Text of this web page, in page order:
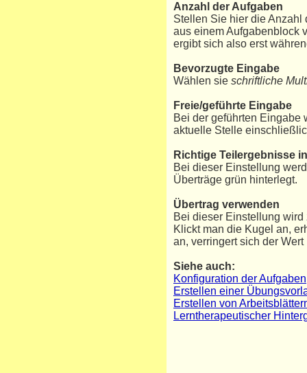
Anzahl der Aufgaben
Stellen Sie hier die Anzahl
aus einem Aufgabenblock
ergibt sich also erst
Bevorzugte Eingabe
Wählen sie schriftliche
Freie/geführte Eingabe
Bei der geführten Eingabe
aktuelle Stelle
Richtige Teilergebnisse
Bei dieser Einstellung
Überträge grün hinterlegt.
Übertrag verwenden
Bei dieser Einstellung
Klickt man die Kugel an,
an, verringert sich der Wert
Siehe auch:
Konfiguration der Aufgaben
Erstellen einer
Erstellen von
Lerntherapeutischer